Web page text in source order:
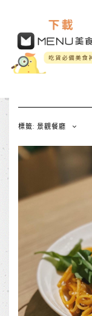
標籤: 景觀餐廳